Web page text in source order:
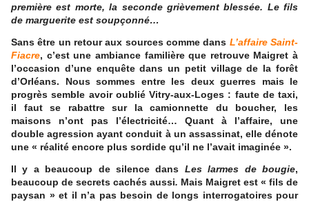
première est morte, la seconde grièvement blessée. Le fils
de marguerite est soupçonné…
Sans être un retour aux sources comme dans L’affaire Saint-
Fiacre, c’est une ambiance familière que retrouve Maigret à
l’occasion d’une enquête dans un petit village de la forêt
d’Orléans. Nous sommes entre les deux guerres mais le
progrès semble avoir oublié Vitry-aux-Loges : faute de taxi,
il faut se rabattre sur la camionnette du boucher, les
maisons n’ont pas l’électricité… Quant à l’affaire, une
double agression ayant conduit à un assassinat, elle dénote
une « réalité encore plus sordide qu’il ne l’avait imaginée ».
Il y a beaucoup de silence dans Les larmes de bougie,
beaucoup de secrets cachés aussi. Mais Maigret est « fils de
paysan » et il n’a pas besoin de longs interrogatoires pour